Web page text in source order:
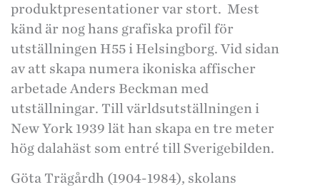
produktpresentationer var stort. Mest
känd är nog hans grafiska profil för
utställningen H55 i Helsingborg. Vid sidan
av att skapa numera ikoniska affischer
arbetade Anders Beckman med
utställningar. Till världsutställningen i
New York 1939 lät han skapa en tre meter
hög dalahäst som entré till Sverigebilden.
Göta Trägårdh (1904-1984), skolans